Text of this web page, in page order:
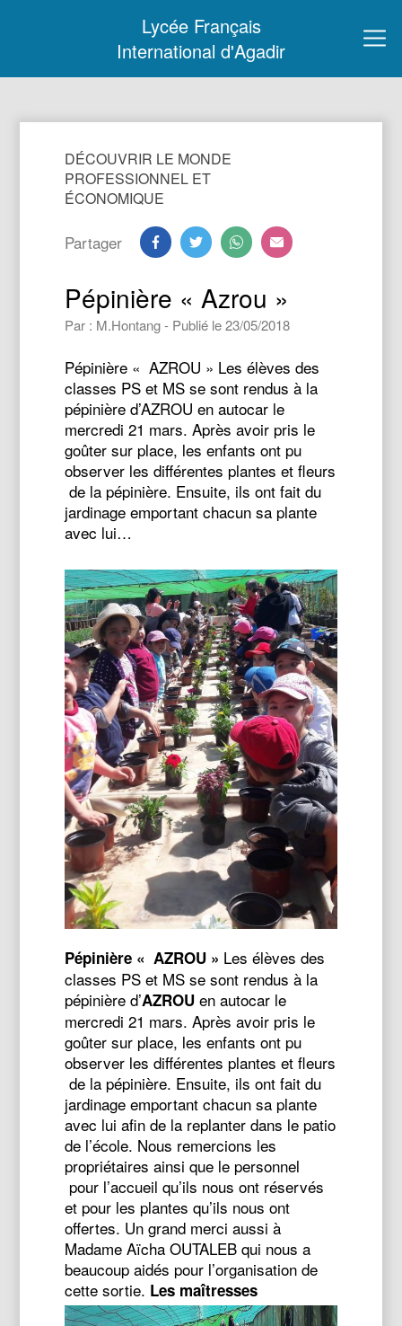
Lycée Français
International d'Agadir
DÉCOUVRIR LE MONDE
PROFESSIONNEL ET
ÉCONOMIQUE
Partager
Pépinière « Azrou »
Par : M.Hontang - Publié le 23/05/2018
Pépinière « AZROU » Les élèves des
classes PS et MS se sont rendus à la
pépinière d’AZROU en autocar le
mercredi 21 mars. Après avoir pris le
goûter sur place, les enfants ont pu
observer les différentes plantes et fleurs
de la pépinière. Ensuite, ils ont fait du
jardinage emportant chacun sa plante
avec lui…
Pépinière « AZROU » Les élèves des
classes PS et MS se sont rendus à la
pépinière d’AZROUen autocar le
mercredi 21 mars. Après avoir pris le
goûter sur place, les enfants ont pu
observer les différentes plantes et fleurs
de la pépinière. Ensuite, ils ont fait du
jardinage emportant chacun sa plante
avec lui afin de la replanter dans le patio
de l’école. Nous remercions les
propriétaires ainsi que le personnel
pour l’accueil qu’ils nous ont réservés
et pour les plantes qu’ils nous ont
offertes. Un grand merci aussi à
Madame Aïcha OUTALEB qui nous a
beaucoup aidés pour l’organisation de
cette sortie. Les maîtresses